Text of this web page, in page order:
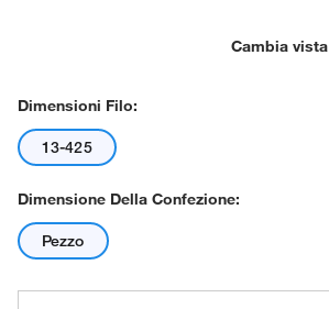
Cambia vista
Dimensioni Filo:
13-425
Dimensione Della Confezione:
Pezzo